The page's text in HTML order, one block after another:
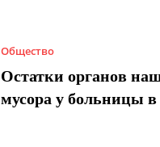
Общество
Остатки органов
мусора у больницы